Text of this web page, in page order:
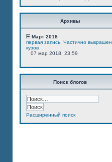
Архивы
Март 2018
первая запись. Частично выкрашен
кузов
07 мар 2018, 23:59
Поиск блогов
Расширенный поиск